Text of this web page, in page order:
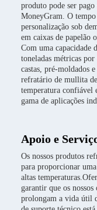
produto pode ser
MoneyGram. O tempo
personalização sob
em caixas de papelão
Com uma capacidade
toneladas métricas
castas, pré-
refratário de mullita
temperatura confiável
gama de aplicações
Apoio e
Os nossos produtos
para proporcionar
altas
garantir que os
prolongam a vida útil